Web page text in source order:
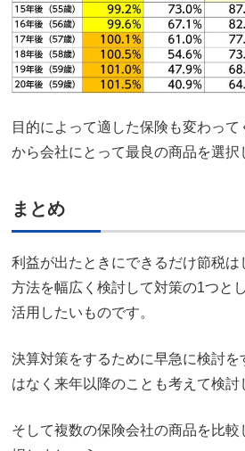
目的によって適した保険も変わっ
から会社にとって最良の商品を選択
まとめ
利益が出たときにできるだけ節税
方法を幅広く検討して対策の1つと
活用したいものです。
決算対策をするために早急に検討
はなく来年以降のことも考えて検討
そして複数の保険会社の商品を比